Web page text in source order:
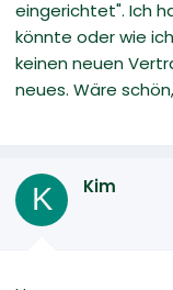
eingerichtet". Ich
könnte oder wie
keinen neuen
neues. Wäre
K Kim